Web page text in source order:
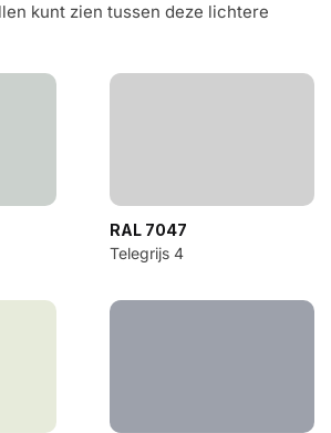
kunt zien tussen deze lichtere
RAL 7047
Telegrijs 4